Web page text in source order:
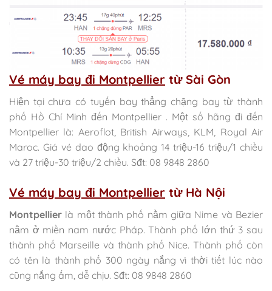
Vé máy bay đi Montpellier từ Sài Gòn
Hiện tại chưa có tuyến bay thẳng chặng bay từ thành
phố Hồ Chí Minh đến Montpellier . Một số hãng đi đến
Montpellier là: Aeroflot, British Airways, KLM, Royal Air
Maroc. Giá vé dao động khoảng 14 triệu-16 triệu/1 chiều
và 27 triệu-30 triệu/2 chiều. Sđt: 08 9848 2860
Vé máy bay đi Montpellier từ Hà Nội
Montpellier là một thành phố nằm giữa Nime và Bezier
nằm ở miền nam nước Pháp. Thành phố lớn thứ 3 sau
thành phố Marseille và thành phố Nice. Thành phố còn
có tên là thành phố 300 ngày nắng vì thời tiết lúc nào
cũng nắng ấm, dễ chịu. Sđt: 08 9848 2860